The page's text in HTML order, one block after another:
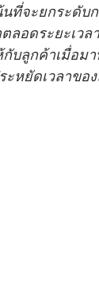
ที่จะยกระดับ
อดระยะเวล
บลูกค้าเมื่อม
หยัดเวลาขอ